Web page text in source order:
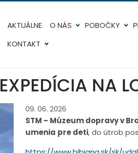
AKTUÁLNE O NÁS POBOČKY
KONTAKT
EXPEDÍCIA NA
09. 06. 2026
STM – Múzeum dopravy v
umenia pre deti, do útrob